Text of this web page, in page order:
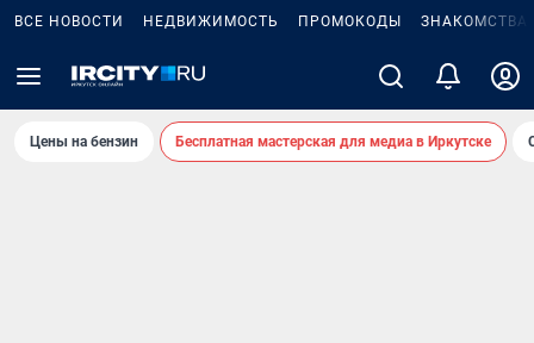
ВСЕ НОВОСТИ НЕДВИЖИМОСТЬ ПРОМОКОДЫ ЗНАКОМСТВА
Цены на бензин Бесплатная мастерская для медиа в Иркутске